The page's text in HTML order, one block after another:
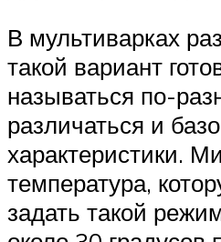
В мультиварках
такой вариант
называться по-
различаться и
характеристики.
температура,
задать такой